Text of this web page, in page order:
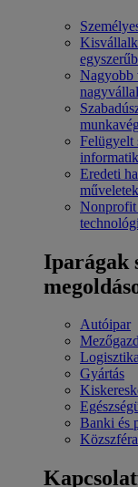
Nagyobb
Felügyelt
Eredeti
Nonprofit
Iparágak
Autóipar
Gyártás
Banki és
Közszféra